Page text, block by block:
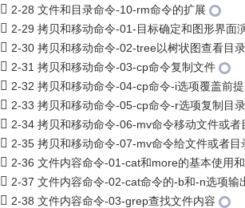
2-28 文件和目录命令-10-rm命令的扩展
2-29 拷贝和移动命令-01-目标确定和图形界面
2-30 拷贝和移动命令-02-tree以树状图查看目
2-31 拷贝和移动命令-03-cp命令复制文件
2-32 拷贝和移动命令-04-cp命令-i选项覆盖前
2-33 拷贝和移动命令-05-cp命令-r选项复制目录
2-34 拷贝和移动命令-06-mv命令移动文件或者
2-35 拷贝和移动命令-07-mv命令给文件或者目
2-36 文件内容命令-01-cat和more的基本使用
2-37 文件内容命令-02-cat命令的-b和-n选项输
2-38 文件内容命令-03-grep查找文件内容